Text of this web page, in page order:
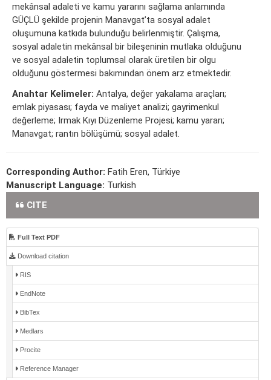
mekânsal adaleti ve kamu yararını sağlama anlamında
GÜÇLÜ şekilde projenin Manavgat’ta sosyal adalet
oluşumuna katkıda bulunduğu belirlenmiştir. Çalışma,
sosyal adaletin mekânsal bir bileşeninin mutlaka olduğunu
ve sosyal adaletin toplumsal olarak üretilen bir olgu
olduğunu göstermesi bakımından önem arz etmektedir.
Anahtar Kelimeler: Antalya, değer yakalama araçları;
emlak piyasası; fayda ve maliyet analizi; gayrimenkul
değerleme; Irmak Kıyı Düzenleme Projesi; kamu yararı;
Manavgat; rantın bölüşümü; sosyal adalet.
Corresponding Author: Fatih Eren, Türkiye
Manuscript Language: Turkish
CITE
Full Text PDF
Download citation
RIS
EndNote
BibTex
Medlars
Procite
Reference Manager